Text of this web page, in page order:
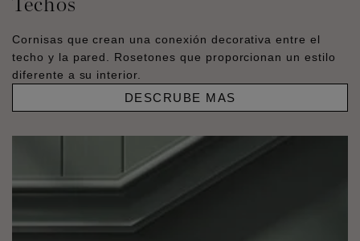
Cornisas que crean una conexión decorativa entre el
techo y la pared. Rosetones que proporcionan un estilo
diferente a su interior.
DESCRUBE MAS